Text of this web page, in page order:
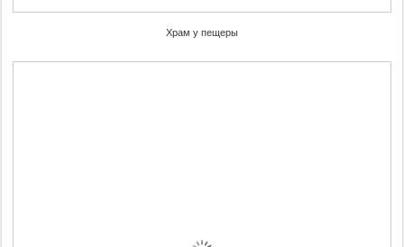
Храм у пещеры